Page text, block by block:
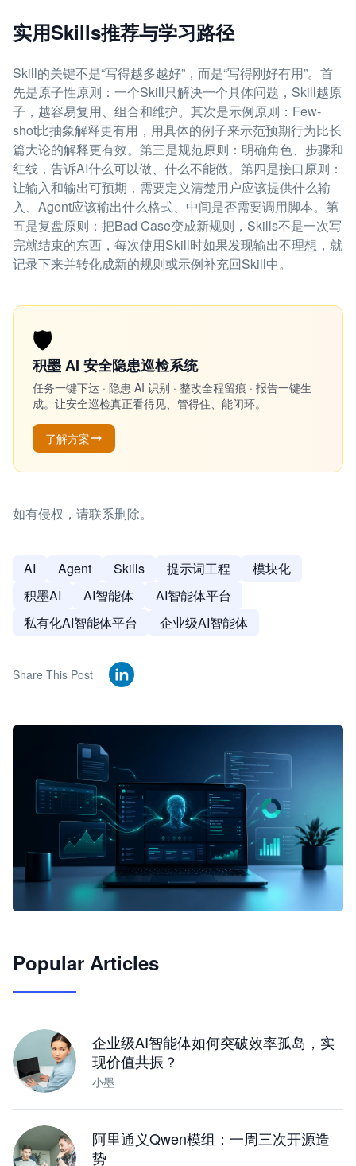
实用Skills推荐与学习路径
Skill的关键不是“写得越多越好”，而是“写得刚好有用”。首
先是原子性原则：一个Skill只解决一个具体问题，Skill越原
子，越容易复用、组合和维护。其次是示例原则：Few-
shot比抽象解释更有用，用具体的例子来示范预期行为比长
篇大论的解释更有效。第三是规范原则：明确角色、步骤和
红线，告诉AI什么可以做、什么不能做。第四是接口原则：
让输入和输出可预期，需要定义清楚用户应该提供什么输
入、Agent应该输出什么格式、中间是否需要调用脚本。第
五是复盘原则：把Bad Case变成新规则，Skills不是一次写
完就结束的东西，每次使用Skill时如果发现输出不理想，就
记录下来并转化成新的规则或示例补充回Skill中。
🛡️
积墨 AI 安全隐患巡检系统
任务一键下达 · 隐患 AI 识别 · 整改全程留痕 · 报告一键生
成。让安全巡检真正看得见、管得住、能闭环。
了解方案
如有侵权，请联系删除。
AI Agent Skills 提示词工程
模块化
积墨AI
AI智能体
AI智能体平台
私有化AI智能体平台
企业级AI智能体
Share This Post
JimoClaw 桌面 AI Agent 工作台
Popular Articles
企业级AI智能体如何突破效率孤岛，实
现价值共振？
小墨
阿里通义Qwen模组：一周三次开源造
势